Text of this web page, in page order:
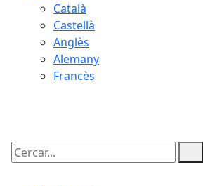
Català
Castellà
Anglès
Alemany
Francès
Cercar: